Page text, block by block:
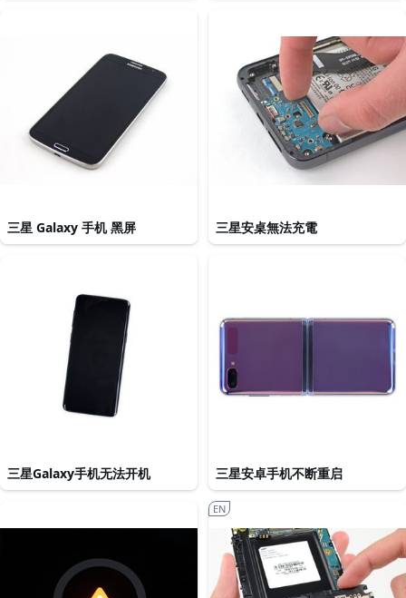
三星 Galaxy 手机 黑屏 三星安桌無法充電
三星Galaxy手机无法开机 三星安卓手机不断重启
EN